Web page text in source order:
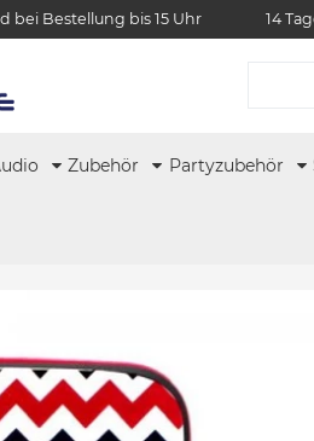
bei Bestellung bis 15 Uhr 14
Zubehör Partyzubehör